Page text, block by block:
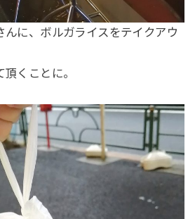
んに、ボルガライスをテイクアウ
くことに。